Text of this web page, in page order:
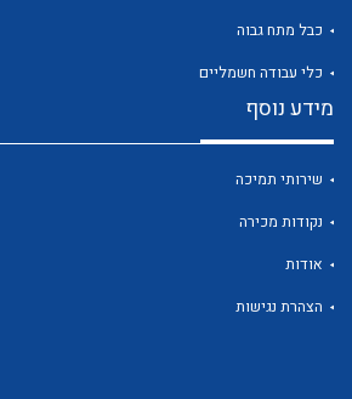
כבל מתח גבוה
כלי עבודה חשמליים
מידע נוסף
שירותי תמיכה
נקודות מכירה
אודות
הצהרת נגישות